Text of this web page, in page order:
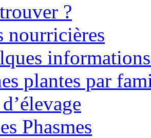
?
nourricières
plantes par
Phasmes